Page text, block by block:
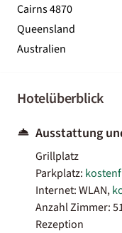
Cairns 4870
Queensland
Australien
Hotelüberblick
Ausstattung
Grillplatz
Parkplatz:
Internet: WLAN,
Anzahl Zimmer:
Rezeption